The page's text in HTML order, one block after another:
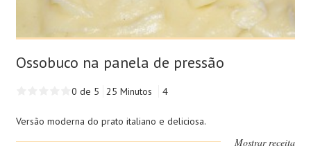
Ossobuco na panela de pressão
0 de 5 25 Minutos 4
Versão moderna do prato italiano e deliciosa.
Mostrar receita